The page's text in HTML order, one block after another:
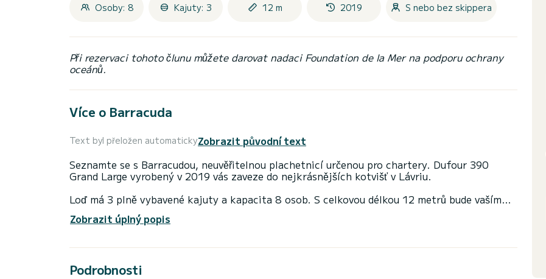
Osoby: 8 Kajuty: 3 12 m 2019 S nebo bez skippera
Při rezervaci tohoto člunu můžete darovat nadaci Foundation de la Mer na podporu ochrany
oceánů.
Více o Barracuda
Text byl přeložen automatickyZobrazit původní text
Seznamte se s Barracudou, neuvěřitelnou plachetnicí určenou pro chartery. Dufour 390
Grand Large vyrobený v 2019 vás zaveze do nejkrásnějších kotvišť v Lávriu.
Loď má 3 plně vybavené kajuty a kapacita 8 osob. S celkovou délkou 12 metrů bude vaším
nejlepším spojencem pro strávení výjimečné dovolené na vodě v okolí Lávrio
Reproduktory, Palubní sprcha, BBQ.
Zobrazit úplný popis
Podrobnosti